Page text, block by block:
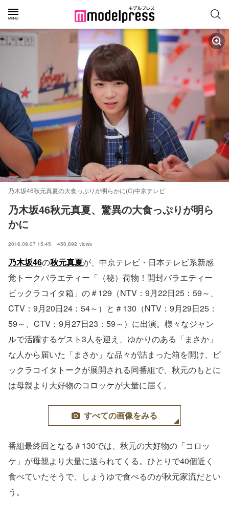
乃木坂46秋元真夏の大食っぷりが明らかに(C)中京テレビ
乃木坂46秋元真夏、驚異の大食っぷりが明ら
かに
2016.09.07 15:45 450,692 views
乃木坂46の秋元真夏が、中京テレビ・日本テレビ系新感
覚トークバラエティー「（秘）荷物！開封バラエティー
ビックラコイタ箱」の＃129（NTV：9月22日25：59～、
CTV：9月20日24：54～）と＃130（NTV：9月29日25：
59～、CTV：9月27日23：59～）に出演。様々なジャン
ルで活躍するゲスト3人を迎え、ゆかりのある「まさか」
な人から届いた「まさか」な品々が詰まった箱を開け、ビ
ックラコイタトークが展開される同番組で、秋元のもとに
は母親より大好物のコロッケが大量に届く。
すべての画像をみる
番組最終回となる＃130では、秋元の大好物の「コロッ
ケ」が母親より大量に送られてくる。ひとりで40個近く
食べていたそうで、しょうゆで食べるのが秋元家流だとい
う。